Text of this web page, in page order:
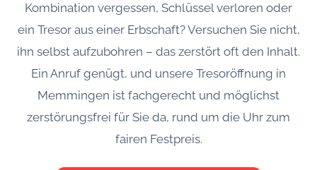
Kombination vergessen, Schlüssel verloren oder
ein Tresor aus einer Erbschaft? Versuchen Sie nicht,
ihn selbst aufzubohren – das zerstört oft den Inhalt.
Ein Anruf genügt, und unsere Tresoröffnung in
Memmingen ist fachgerecht und möglichst
zerstörungsfrei für Sie da, rund um die Uhr zum
fairen Festpreis.